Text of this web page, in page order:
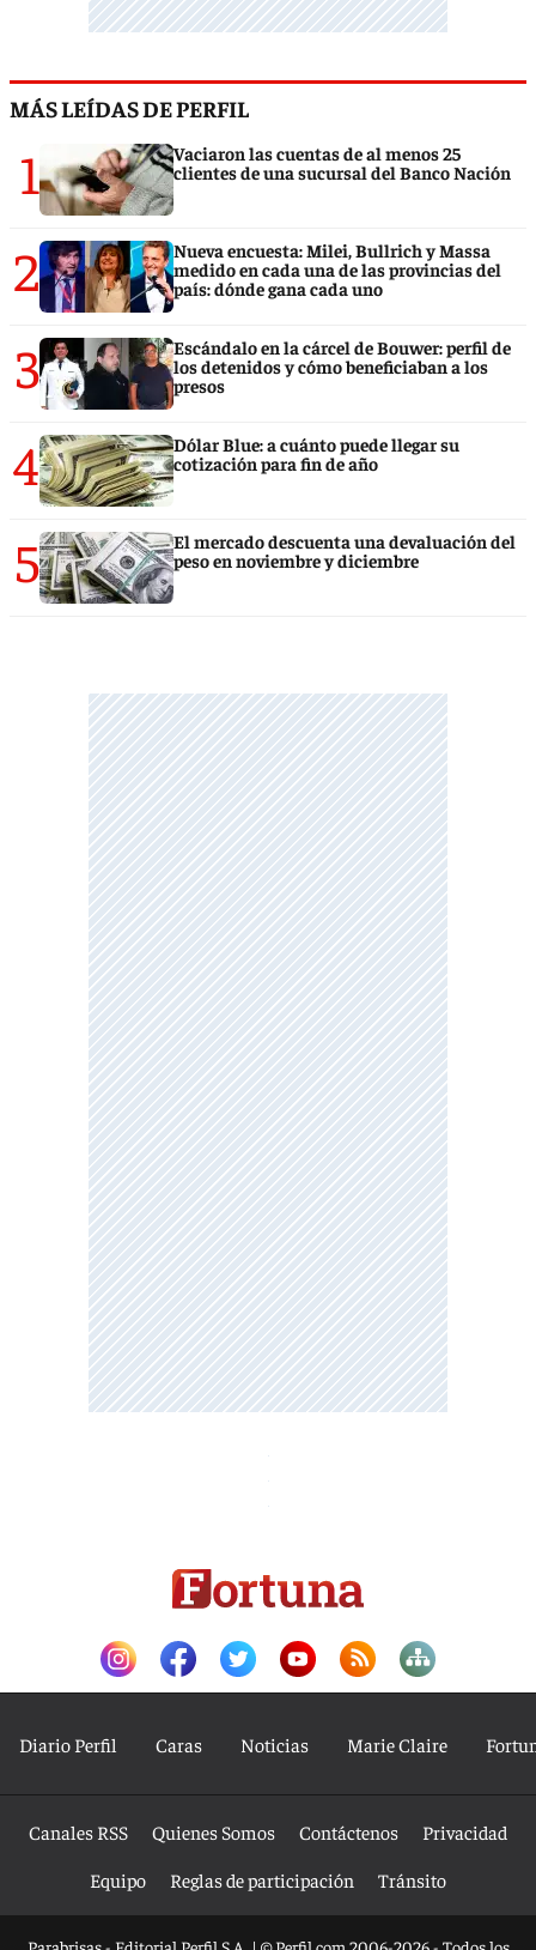
MÁS LEÍDAS DE PERFIL
1
Vaciaron las cuentas de al menos 25
clientes de una sucursal del Banco Nación
2
Nueva encuesta: Milei, Bullrich y Massa
medido en cada una de las provincias del
país: dónde gana cada uno
3
Escándalo en la cárcel de Bouwer: perfil de
los detenidos y cómo beneficiaban a los
presos
4
Dólar Blue: a cuánto puede llegar su
cotización para fin de año
5
El mercado descuenta una devaluación del
peso en noviembre y diciembre
Diario Perfil Caras Noticias Marie Claire
Canales RSS Quienes Somos Contáctenos
Privacidad
Equipo
Reglas de participación Tránsito